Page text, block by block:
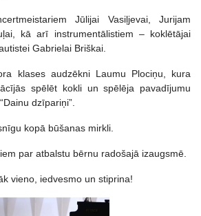
Jūlijai Vasiļjevai, Jurijam
kā arī instrumentālistiem – koklētājai
Gabrielai Briškai.
klases audzēkni Laumu Plociņu, kura
spēlēt kokli un spēlēja pavadījumu
dzīpariņi”.
kopā būšanas mirkli.
par atbalstu bērnu radošajā izaugsmē.
vieno, iedvesmo un stiprina!